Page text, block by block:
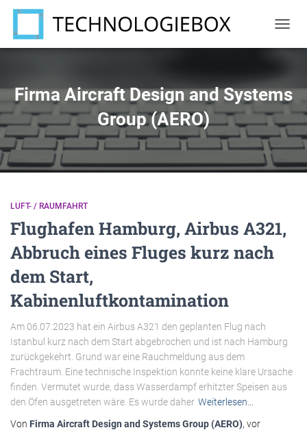
Firma Aircraft Design and Systems
Group (AERO)
LUFT- / RAUMFAHRT
Flughafen Hamburg, Airbus A321,
Abbruch eines Fluges kurz nach
dem Start,
Kabinenluftkontamination
Am 06.07.2023 hat ein Airbus A321 den geplanten Flug nach
Istanbul kurz nach dem Start abgebrochen und ist nach Hamburg
zurückgekehrt. Grund war eine Rauchmeldung aus dem
Frachtraum. Eine technische Inspektion konnte keine klare Ursache
finden. Vermutet wurde, dass Wasserdampf erhitzter Speisen aus
den Öfen ausgetreten wäre. Es wurde daher Weiterlesen…
Von Firma Aircraft Design and Systems Group (AERO), vor